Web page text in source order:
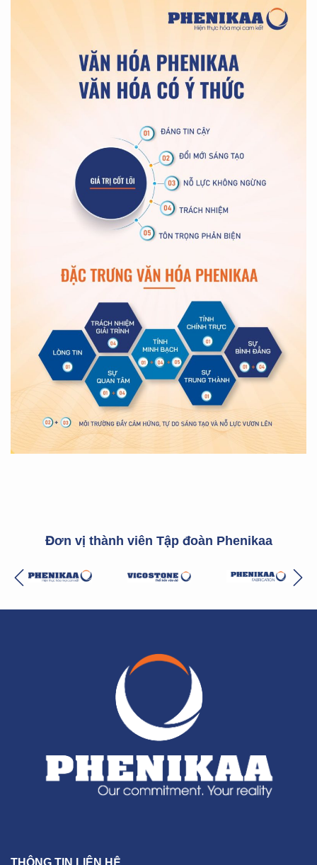
Đơn vị thành viên Tập đoàn Phenikaa
THÔNG TIN LIÊN HỆ